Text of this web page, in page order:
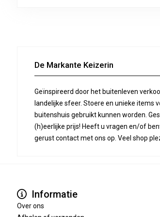
De Markante Keizerin
Geïnspireerd door het buitenleven
landelijke sfeer. Stoere en unieke items
buitenshuis gebruikt kunnen worden.
(h)eerlijke prijs! Heeft u vragen en/of
gerust contact met ons op. Veel shop
Informatie
Over ons